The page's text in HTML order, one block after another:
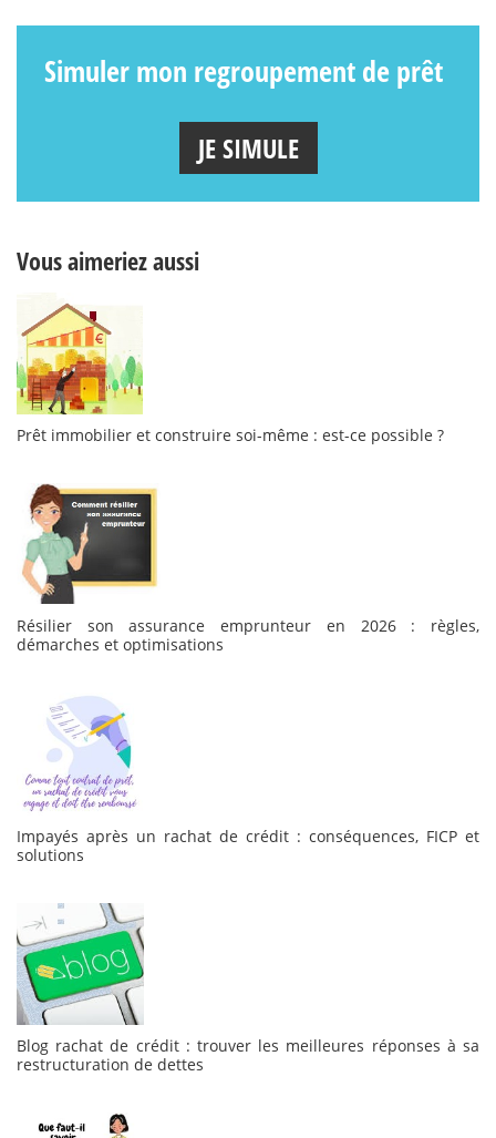
Simuler mon regroupement de prêt
JE SIMULE
Vous aimeriez aussi
Prêt immobilier et construire soi-même : est-ce possible ?
Résilier son assurance emprunteur en 2026 : règles,
démarches et optimisations
Impayés après un rachat de crédit : conséquences, FICP et
solutions
Blog rachat de crédit : trouver les meilleures réponses à sa
restructuration de dettes